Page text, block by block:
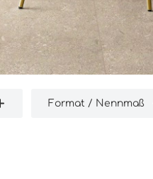
Format / Nennmaß